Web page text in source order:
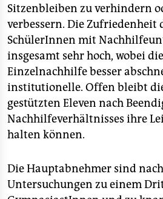
Sitzenbleiben zu verhindern
verbessern. Die Zufriedenheit
SchülerInnen mit
insgesamt sehr hoch, wobei
Einzelnachhilfe besser
institutionelle. Offen bleibt
gestützten Eleven nach
Nachhilfeverhältnisses ihre
halten können.
Die Hauptabnehmer sind
Untersuchungen zu einem